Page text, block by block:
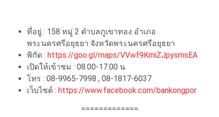
ที่อยู่ : 158 หมู่ 2 ตำบลภูเขาทอง อำเภอ
พระนครศรีอยุธยา จังหวัดพระนครศรีอยุธยา
พิกัด : https://goo.gl/maps/VVwf9KmiZJpysmsEA
เปิดให้เข้าชม : 08.00-17.00 น.
โทร : 08-9965-7998 , 08-1817-6037
เว็บไซต์ : https://www.facebook.com/bankongpor
=============